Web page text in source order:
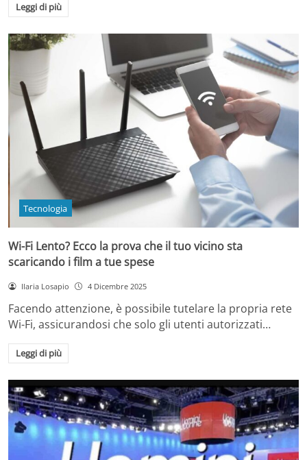
Leggi di più
Tecnologia
Wi-Fi Lento? Ecco la prova che il tuo vicino sta
scaricando i film a tue spese
Ilaria Losapio 4 Dicembre 2025
Facendo attenzione, è possibile tutelare la propria rete
Wi-Fi, assicurandosi che solo gli utenti autorizzati…
Leggi di più